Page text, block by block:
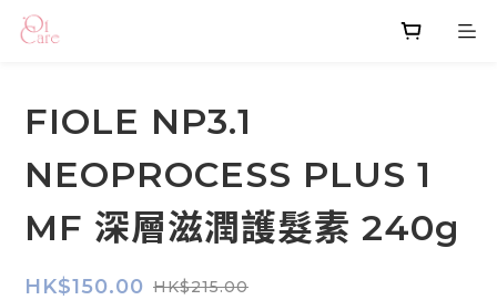
FIOLE NP3.1
NEOPROCESS PLUS 1
MF 深層滋潤護髮素 240g
HK$150.00 HK$215.00